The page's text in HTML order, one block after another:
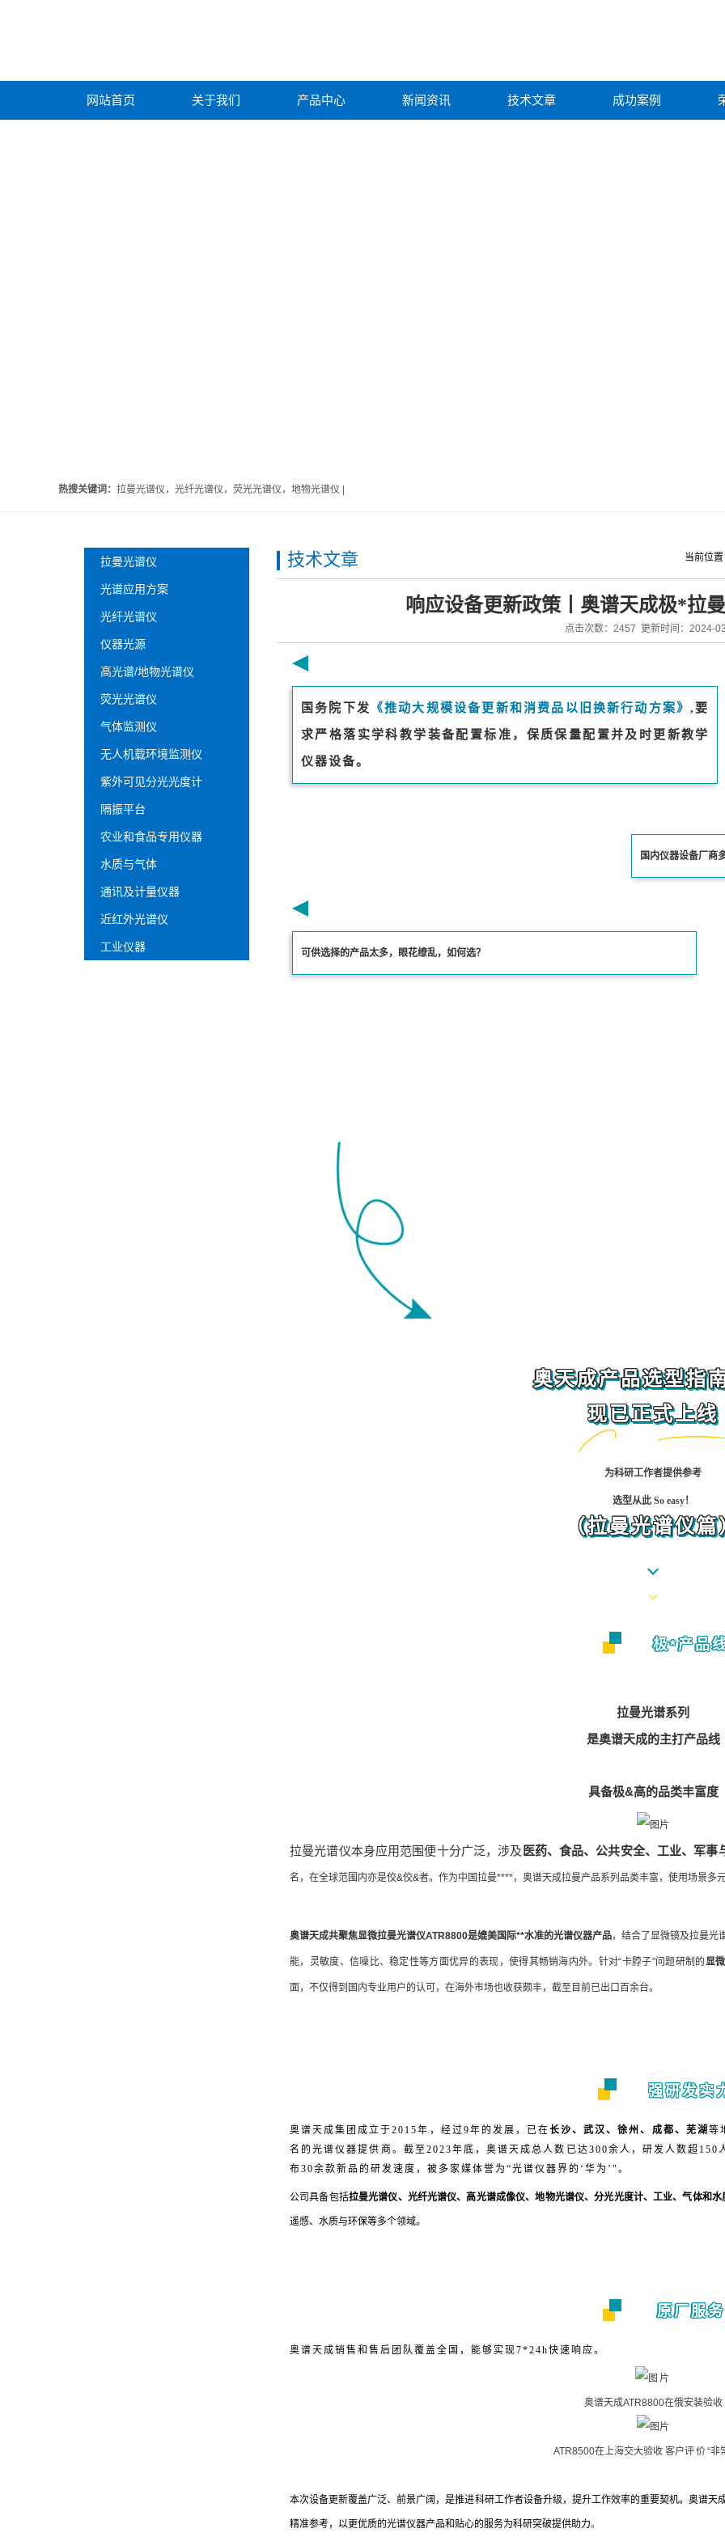
网站首页 关于我们 产品中心 新闻资讯 技术文章 成功案例
热搜关键词： 拉曼光谱仪，光纤光谱仪，荧光光谱仪，地物光谱仪 |
拉曼光谱仪
光谱应用方案
光纤光谱仪
仪器光源
高光谱/地物光谱仪
荧光光谱仪
气体监测仪
无人机载环境监测仪
紫外可见分光光度计
隔振平台
农业和食品专用仪器
水质与气体
通讯及计量仪器
近红外光谱仪
工业仪器
当前位
技术文章
响应设备更新政策丨奥谱天成极*拉
点击次数：2457 更新时间：2024-
国务院下发 《推动大规模设备更新和消费品以旧换新行动方案》,要
求严格落实学科教学装备配置标准，保质保量配置并及时更新教学
仪器设备。
国内仪器设备厂商
可供选择的产品太多，眼花缭乱，如何选？
奥天成产品选型指
现已正式上线
为科研工作者提供参考
选型从此 So easy！
（拉曼光谱仪篇
极*产品
拉曼光谱系列
是奥谱天成的主打产品线
具备极&高的品类丰富度
拉曼光谱仪本身应用范围便十分广泛，涉及 医药、食品、公共安全、工业、军事
名，在全球范围内亦是佼&佼&者。作为中国拉曼****，奥谱天成拉曼产品系列品类丰富，使用场景多
奥谱天成共聚焦显微拉曼光谱仪ATR8800是媲美国际**水准的光谱仪器产品，结合了显微镜及拉曼光
能，灵敏度、信噪比、稳定性等方面优异的表现，使得其畅销海内外。针对“卡脖子"问题研制的显
面，不仅得到国内专业用户的认可，在海外市场也收获颇丰，截至目前已出口百余台。
强研发实
奥谱天成集团成立于2015年，经过9年的发展，已在长沙、武汉、徐州、成都、芜湖 等
名的光谱仪器提供商。截至2023年底，奥谱天成总人数已达300余人，研发人数超150
布30余款新品的研发速度，被多家媒体誉为“光谱仪器界的‘华为’"。
公司具备包括拉曼光谱仪、光纤光谱仪、高光谱成像仪、地物光谱仪、分光光度计、工业、气体和水
遥感、水质与环保等多个领域。
原厂服务
奥谱天成销售和售后团队覆盖全国，能够实现7*24h快速响应。
奥谱天成ATR8800在俄安装验收
ATR8500在上海交大验收 客户评价“非
本次设备更新覆盖广泛、前景广阔，是推进科研工作者设备升级，提升工作效率的重要契机。奥谱
精准参考，以更优质的光谱仪器产品和贴心的服务为科研突破提供助力。